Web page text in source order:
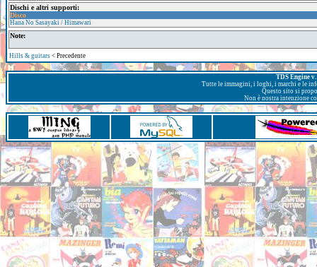
Dischi e altri supporti:
Disco
Hana No Sasayaki / Himawari
Note:
Hills & guitars < Precedente
TDS Engine
Tutte le immagini, i loghi, i marchi e le
Questo sito si
Non è nostra intenzione